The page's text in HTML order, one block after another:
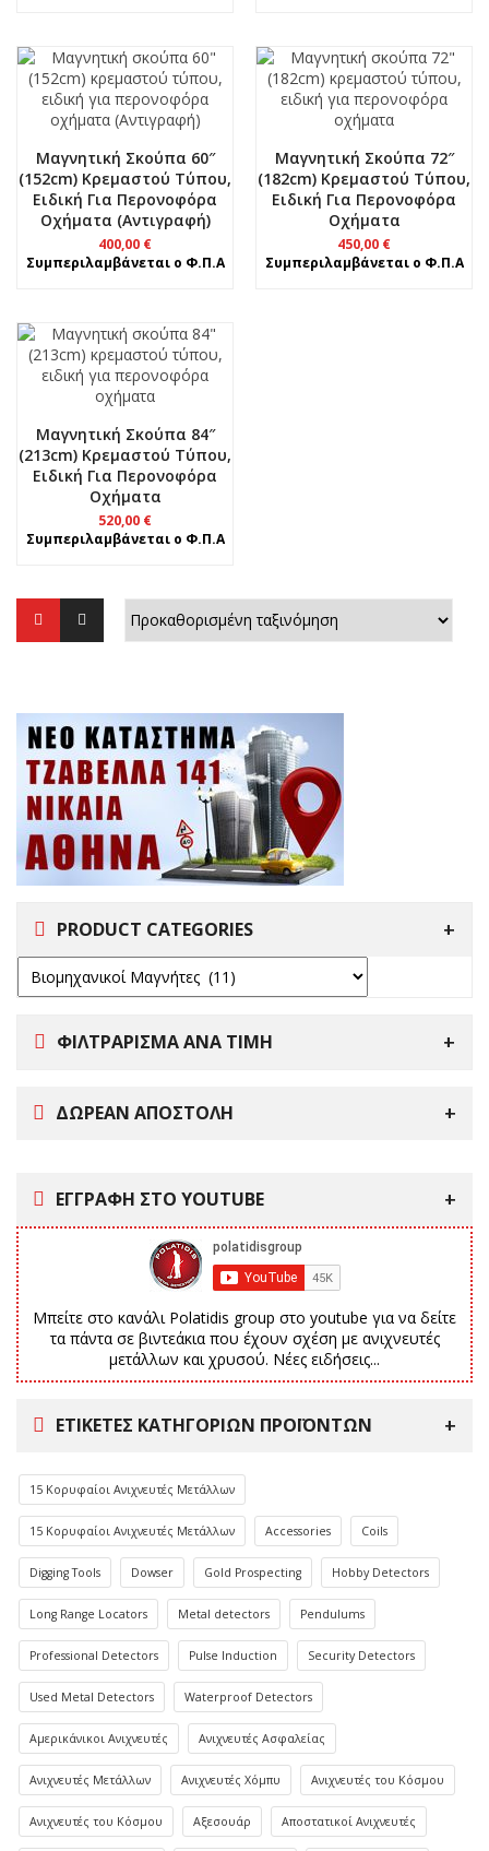
PRODUCT CATEGORIES
ΦΙΛΤΡΑΡΙΣΜΑ ΑΝΑ ΤΙΜΗ
ΔΩΡΕΑΝ ΑΠΟΣΤΟΛΗ
ΕΓΓΡΑΦΗ ΣΤΟ YOUTUBE
Μπείτε στο κανάλι Polatidis group στο youtube για να δείτε
τα πάντα σε βιντεάκια που έχουν σχέση με ανιχνευτές
μετάλλων και χρυσού. Νέες ειδήσεις...
ΕΤΙΚΈΤΕΣ ΚΑΤΗΓΟΡΙΏΝ ΠΡΟΪΌΝΤΩΝ
15 Κορυφαίοι Ανιχνευτές Μετάλλων
15 Κορυφαίοι Ανιχνευτές Μετάλλων Accessories Coils
Digging Tools Dowser Gold Prospecting Hobby Detectors
Long Range Locators Metal detectors Pendulums
Professional Detectors Pulse Induction Security Detectors
Used Metal Detectors Waterproof Detectors
Αμερικάνικοι Ανιχνευτές Ανιχνευτές Ασφαλείας
Ανιχνευτές Μετάλλων Ανιχνευτές Χόμπυ Ανιχνευτές του Κόσμου
Ανιχνευτές του Κόσμου Αξεσουάρ Αποστατικοί Ανιχνευτές
Μαγνητική Σκούπα 60″
(152cm) Κρεμαστού Τύπου,
Ειδική Για Περονοφόρα
Οχήματα (Αντιγραφή)
400,00 €
Συμπεριλαμβάνεται ο Φ.Π.Α
Μαγνητική Σκούπα 72″
(182cm) Κρεμαστού Τύπου,
Ειδική Για Περονοφόρα
Οχήματα
450,00 €
Συμπεριλαμβάνεται ο Φ.Π.Α
Μαγνητική Σκούπα 84″
(213cm) Κρεμαστού Τύπου,
Ειδική Για Περονοφόρα
Οχήματα
520,00 €
Συμπεριλαμβάνεται ο Φ.Π.Α